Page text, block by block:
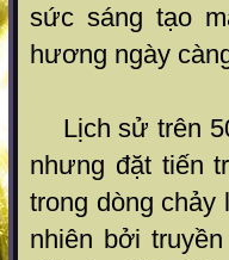
sức sáng tạo
hương ngày
Lịch sử trên
nhưng đặt tiến
trong dòng
nhiên bởi